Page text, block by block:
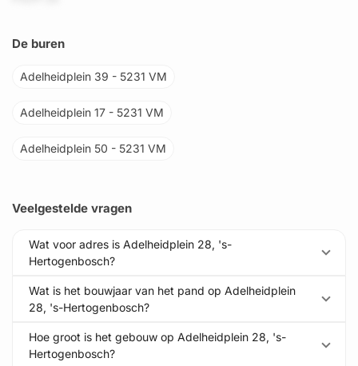
De buren
Adelheidplein 39 - 5231 VM
Adelheidplein 17 - 5231 VM
Adelheidplein 50 - 5231 VM
Veelgestelde vragen
Wat voor adres is Adelheidplein 28, 's-
Hertogenbosch?
Wat is het bouwjaar van het pand op Adelheidplein
28, 's-Hertogenbosch?
Hoe groot is het gebouw op Adelheidplein 28, 's-
Hertogenbosch?